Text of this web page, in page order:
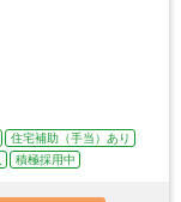
住宅補助（手当）あり
積極採用中